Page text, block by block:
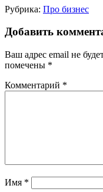
Рубрика: Про бизнес
Добавить
Ваш адрес email не
помечены *
Комментарий *
Имя *